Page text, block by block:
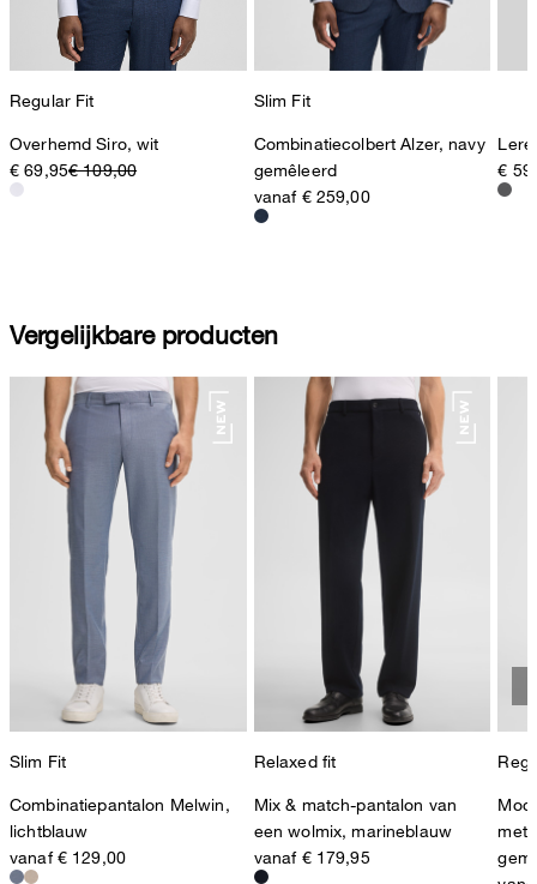
Regular Fit
Overhemd Siro, wit
€ 69,95€ 109,00
Slim Fit
Combinatiecolbert Alzer, navy
gemêleerd
vanaf € 259,00
€
Vergelijkbare producten
Slim Fit
Combinatiepantalon Melwin,
lichtblauw
vanaf € 129,00
Relaxed fit
Mix & match-pantalon van
een wolmix, marineblauw
vanaf € 179,95
met